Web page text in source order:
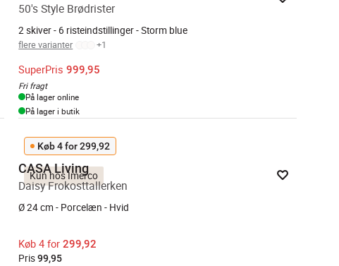
50's Style Brødrister
2 skiver - 6 risteindstillinger - Storm blue
flere varianter +1
SuperPris 999,95
Fri fragt
På lager online
På lager i butik
Kun hos Imerco
Køb 4 for 299,92
CASA Living
Daisy Frokosttallerken
Ø 24 cm - Porcelæn - Hvid
Køb 4 for 299,92
Pris 99,95